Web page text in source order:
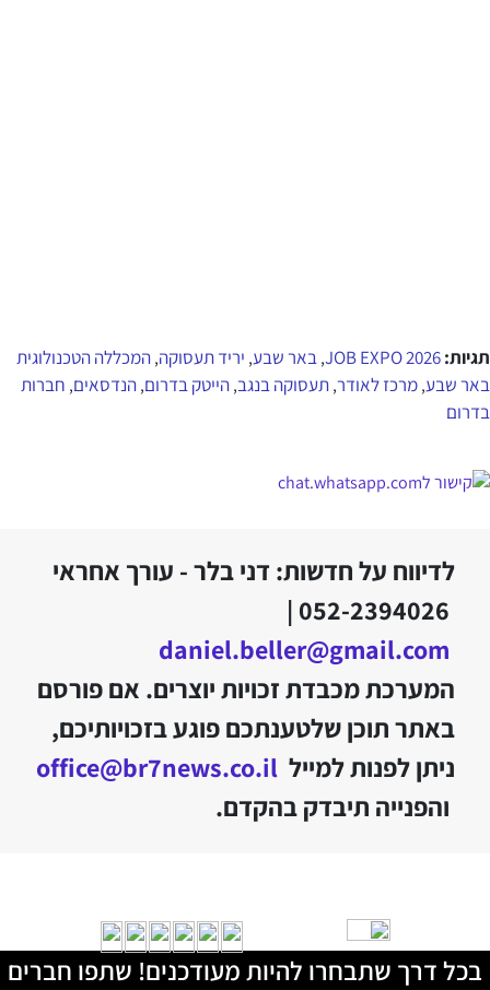
תגיות:JOB EXPO 2026
,באר שבע, יריד תעסוקה,המכללה הטכנולוגית
באר שבע,מרכז לאודר,תעסוקה בנגב,הייטק בדרום,הנדסאים, חברות
בדרום
לדיווח על חדשות: דני בלר - עורך אחראי
052-2394026 |
daniel.beller@gmail.com
המערכת מכבדת זכויות יוצרים. אם פורסם
באתר תוכן שלטענתכם פוגע בזכויותיכם,
ניתן לפנות למייל office@br7news.co.il
והפנייה תיבדק בהקדם.
בכל דרך שתבחרו להיות מעודכנים! שתפו חברים